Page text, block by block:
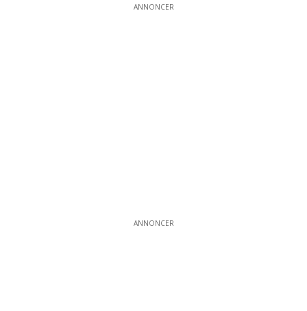
ANNONCER
ANNONCER